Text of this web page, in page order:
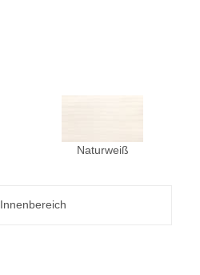
Naturweiß
Innenbereich